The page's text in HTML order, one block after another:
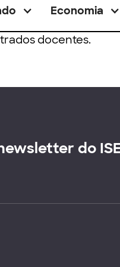
Economia
docentes.
do